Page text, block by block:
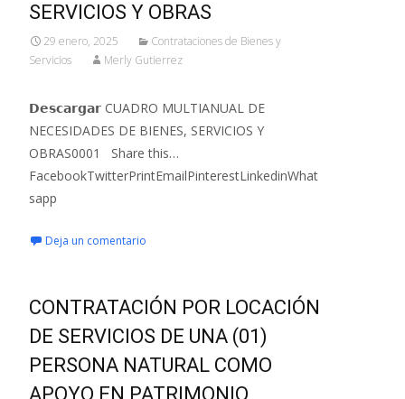
SERVICIOS Y OBRAS
29 enero, 2025
Contrataciones de Bienes y
Servicios
Merly Gutierrez
𝗗𝗲𝘀𝗰𝗮𝗿𝗴𝗮𝗿 CUADRO MULTIANUAL DE
NECESIDADES DE BIENES, SERVICIOS Y
OBRAS0001 Share this…
FacebookTwitterPrintEmailPinterestLinkedinWhat
sapp
Deja un comentario
CONTRATACIÓN POR LOCACIÓN
DE SERVICIOS DE UNA (01)
PERSONA NATURAL COMO
APOYO EN PATRIMONIO